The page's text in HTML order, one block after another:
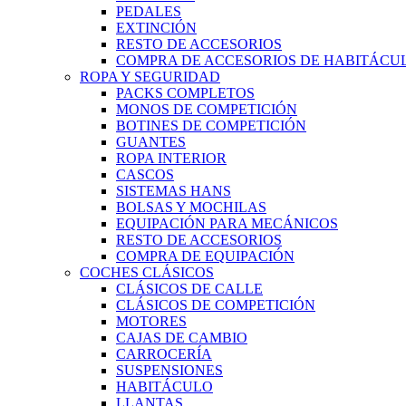
PEDALES
EXTINCIÓN
RESTO DE ACCESORIOS
COMPRA DE ACCESORIOS DE
ROPA Y SEGURIDAD
PACKS COMPLETOS
MONOS DE COMPETICIÓN
BOTINES DE COMPETICIÓN
GUANTES
ROPA INTERIOR
CASCOS
SISTEMAS HANS
BOLSAS Y MOCHILAS
EQUIPACIÓN PARA MECÁNICOS
RESTO DE ACCESORIOS
COMPRA DE EQUIPACIÓN
COCHES CLÁSICOS
CLÁSICOS DE CALLE
CLÁSICOS DE COMPETICIÓN
MOTORES
CAJAS DE CAMBIO
CARROCERÍA
SUSPENSIONES
HABITÁCULO
LLANTAS